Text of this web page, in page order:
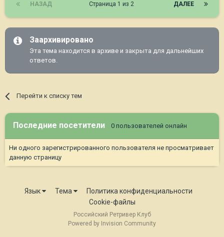
НАЗАД ДАЛЕЕ
Страница 1 из 2
Заархивировано
Эта тема находится в архиве и закрыта для дальнейших
ответов.
Перейти к списку тем
Последние посетители 0 пользователей онлайн
Ни одного зарегистрированного пользователя не просматривает
данную страницу
Язык Тема
Политика конфиденциальности
Cookie-файлы
Российский Ретривер Клуб
Powered by Invision Community